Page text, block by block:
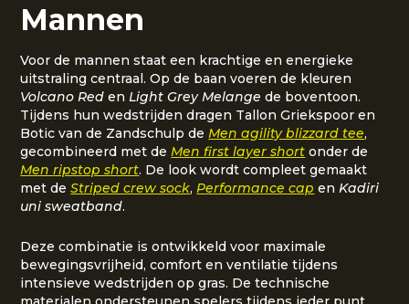
Mannen
Voor de mannen staat een krachtige en energieke
uitstraling centraal. Op de baan voeren de kleuren
Volcano Red en Light Grey Melange de boventoon.
Tijdens hun wedstrijden dragen Tallon Griekspoor en
Botic van de Zandschulp de Men agility blizzard tee,
gecombineerd met de Men first layer short onder de
Men ripstop short. De look wordt compleet gemaakt
met deStriped crew sock, Performance cap en Kadiri
uni sweatband.
Deze combinatie is ontwikkeld voor maximale
bewegingsvrijheid, comfort en ventilatie tijdens
intensieve wedstrijden op gras. De technische